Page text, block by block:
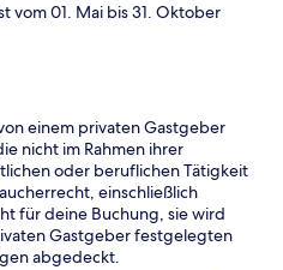
vom 01. Mai bis 31. Oktober
einem privaten Gastgeber
nicht im Rahmen ihrer
oder beruflichen Tätigkeit
einschließlich
für deine Buchung, sie wird
Gastgeber festgelegten
abgedeckt.